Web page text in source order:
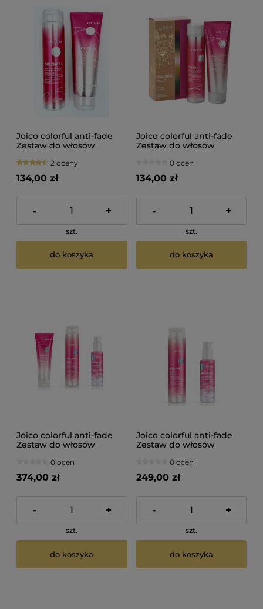
Joico colorful anti-fade
Zestaw do włosów
300ml odżywka 250ml
2 oceny
134,00 zł
- +
szt.
do koszyka
Joico colorful anti-fade
Zestaw do włosów
300ml Odżywka 250ml
0 ocen
134,00 zł
- +
szt.
do koszyka
Joico colorful anti-fade
Zestaw do włosów
300ml odżywka 250ml
serum 63ml
0 ocen
374,00 zł
- +
szt.
do koszyka
Joico colorful anti-fade
Zestaw do włosów
300ml serum 63ml
0 ocen
249,00 zł
- +
szt.
do koszyka